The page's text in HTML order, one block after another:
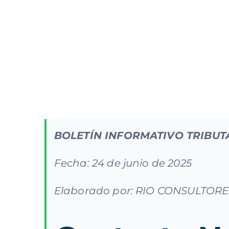
BOLETÍN INFORMATIVO
Fecha: 24 de junio de 2025
Elaborado por: RIO